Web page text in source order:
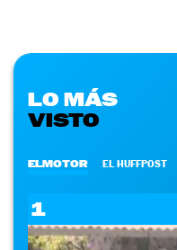
LO MÁS
VISTO
ELMOTOR EL HUFFPOST
1